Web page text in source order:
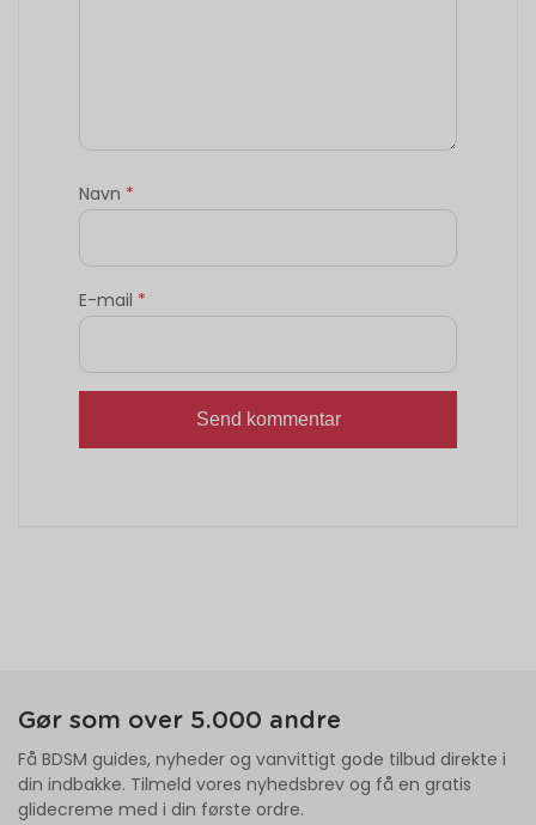
Navn *
E-mail *
Gør som over 5.000 andre
Få BDSM guides, nyheder og vanvittigt gode tilbud direkte i
din indbakke. Tilmeld vores nyhedsbrev og få en gratis
glidecreme med i din første ordre.